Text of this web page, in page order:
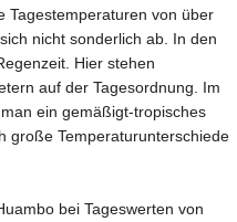
Tagestemperaturen von über
nicht sonderlich ab. In den
Hier stehen
auf der Tagesordnung. Im
ein gemäßigt-tropisches
große Temperaturunterschiede
bei Tageswerten von